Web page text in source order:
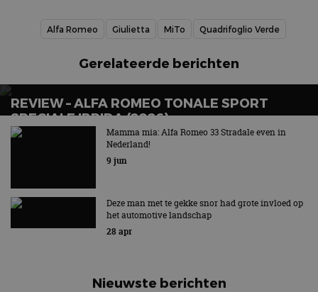
Alfa Romeo Giulietta MiTo Quadrifoglio Verde
Gerelateerde berichten
REVIEW – ALFA ROMEO TONALE SPORT
SPECIALE IBRIDA (2026)
Voortaan altijd met stekkerMamma mia: Alfa Romeo 33 Stradale even in
Nederland!
9 jun
Deze man met te gekke snor had grote invloed op
het automotive landschap
28 apr
Nieuwste berichten